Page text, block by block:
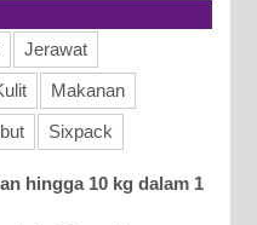
Jerawat
Makanan
Sixpack
hingga 10 kg dalam 1